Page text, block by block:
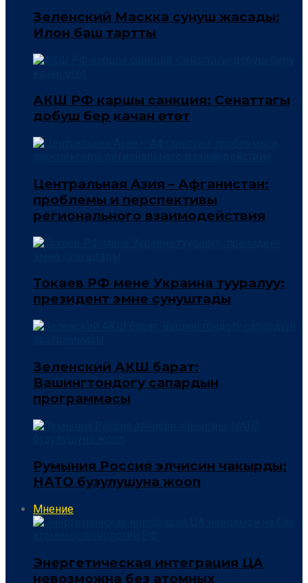
Зеленский Маскка сунуш жасады:
Илон баш тартты
АКШ РФ каршы санкция: Сенаттагы
добуш берүү качан өтөт
Центральная Азия – Афганистан:
проблемы и перспективы
регионального взаимодействия
Токаев РФ мене Украина тууралуу:
президент эмне сунуштады
Зеленский АКШ барат:
Вашингтондогу сапардын
программасы
Румыния Россия элчисин чакырды:
НАТО бузулушуна жооп
Мнение
Энергетическая интеграция ЦА
невозможна без атомных